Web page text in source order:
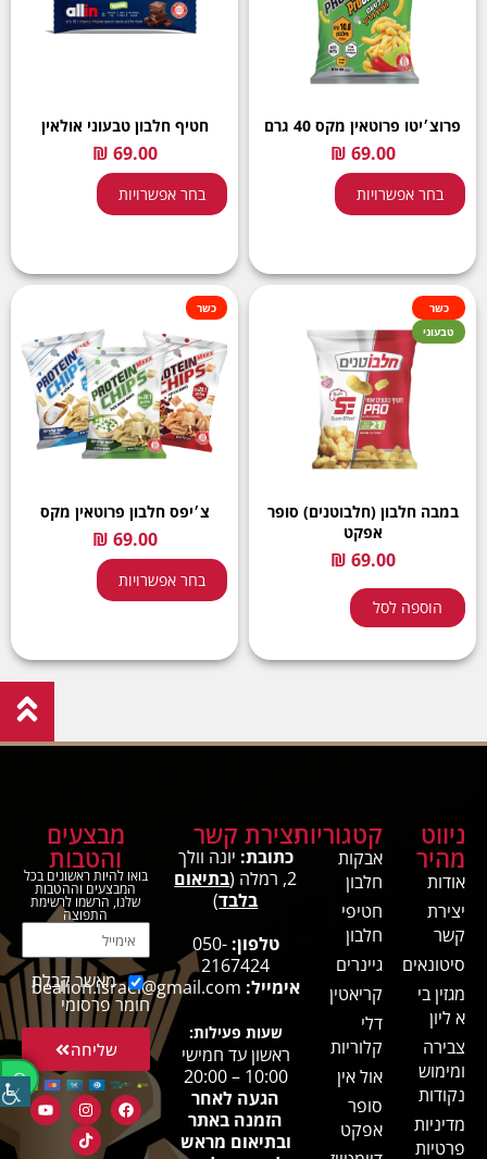
פרוצ׳יטו פרוטאין מקס 40 גרם
‏69.00 ₪
בחר אפשרויות
חטיף חלבון טבעוני אולאין
‏69.00 ₪
בחר אפשרויות
כשר
טבעוני
במבה חלבון (חלבוטנים) סופר
אפקט
‏69.00 ₪
הוספה לסל
כשר
צ׳יפס חלבון פרוטאין מקס
‏69.00 ₪
בחר אפשרויות
ניווט
מהיר
אודות
יצירת
קשר
סיטונאים
מגזין בי
א ליון
צבירה
ומימוש
נקודות
מדיניות
פרטיות
קטגוריות
אבקות
חלבון
חטיפי
חלבון
גיינרים
קריאטין
דלי
קלוריות
אול אין
סופר
אפקט
יצירת קשר
כתובת: יונה וולך
2, רמלה (
בתיאום
בלבד)
טלפון: 050-
2167424
אימייל: bealion.israel@gmail.com
שעות פעילות:
ראשון עד חמישי
10:00 – 20:00
הגעה לאחר
הזמנה באתר
ובתיאום מראש
מבצעים
והטבות
בואו להיות ראשונים בכל
המבצעים וההטבות
שלנו, הרשמו לרשימת
התפוצה
מאשר קבלת
חומר פרסומי
שליחה